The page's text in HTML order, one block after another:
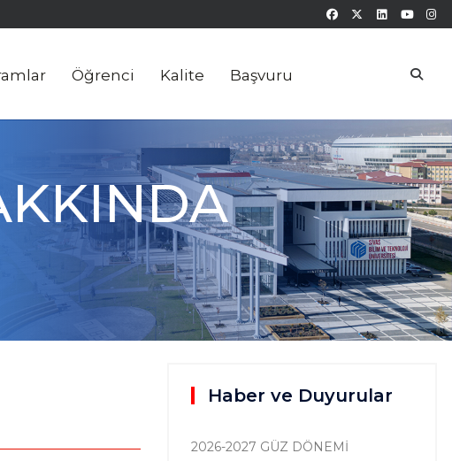
Öğrenci Kalite Başvuru
Haber ve Duyurular
2026-2027 GÜZ DÖNEMİ